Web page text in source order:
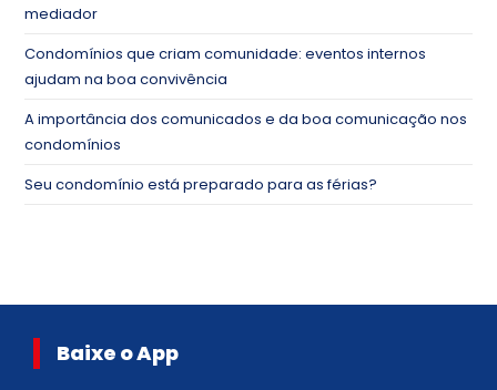
mediador
Condomínios que criam comunidade: eventos internos
ajudam na boa convivência
A importância dos comunicados e da boa comunicação nos
condomínios
Seu condomínio está preparado para as férias?
Baixe o App